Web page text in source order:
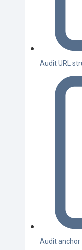
Audit URL
Audit anchor